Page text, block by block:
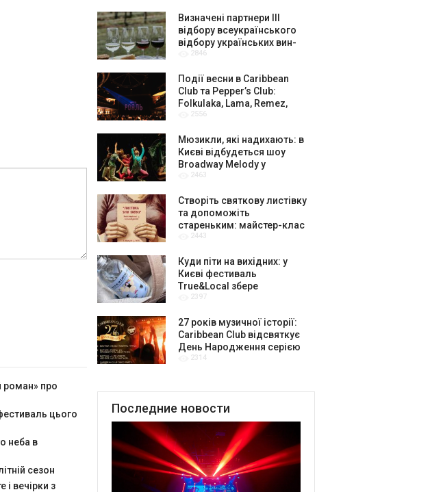
роман» про
цього
неба в
сезон
і вечірки з
Визначені партнери ІІІ
відбору всеукраїнського
відбору українських вин-
амбасадорів
2846
Події весни в Caribbean
Club та Pepper’s Club:
Folkulaka, Lama, Remez,
вар’єте «Рояль» і триб’ют-
2556
Мюзикли, які надихають: в
Києві відбудеться шоу
Broadway Melody у
виконанні юних артистів
2463
Створіть святкову листівку
та допоможіть
стареньким: майстер-клас
від БФ «Юлині Бабусі» на
2443
Куди піти на вихідних: у
Києві фестиваль
True&Local збере
крафтярів, лекторів і гурт
2397
27 років музичної історії:
Caribbean Club відсвяткує
День Народження серією
благодійних подій
2314
Последние новости